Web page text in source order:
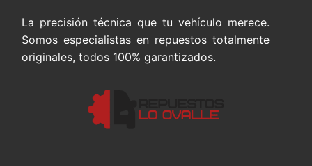
La precisión técnica que tu vehículo merece.
Somos especialistas en repuestos totalmente
originales, todos 100% garantizados.